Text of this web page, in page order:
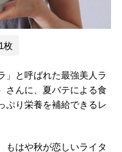
枚
」と呼ばれた最強美人ラ
さんに、夏バテによる食
ぷり栄養を補給できるレ
もはや秋が恋しいライタ